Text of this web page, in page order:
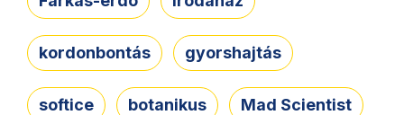
kordonbontás gyorshajtás
softice botanikus Mad Scientist